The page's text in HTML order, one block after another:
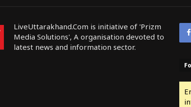
LiveUttarakhand.Com is initiative of 'Prizm
Media Solutions', A organisation devoted to
latest news and information sector.